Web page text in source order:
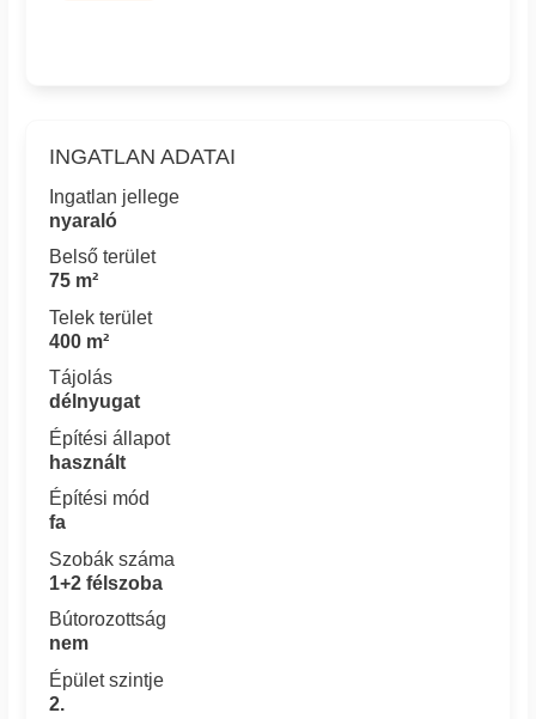
INGATLAN ADATAI
Ingatlan jellege
nyaraló
Belső terület
75 m²
Telek terület
400 m²
Tájolás
délnyugat
Építési állapot
használt
Építési mód
fa
Szobák száma
1+2 félszoba
Bútorozottság
nem
Épület szintje
2.